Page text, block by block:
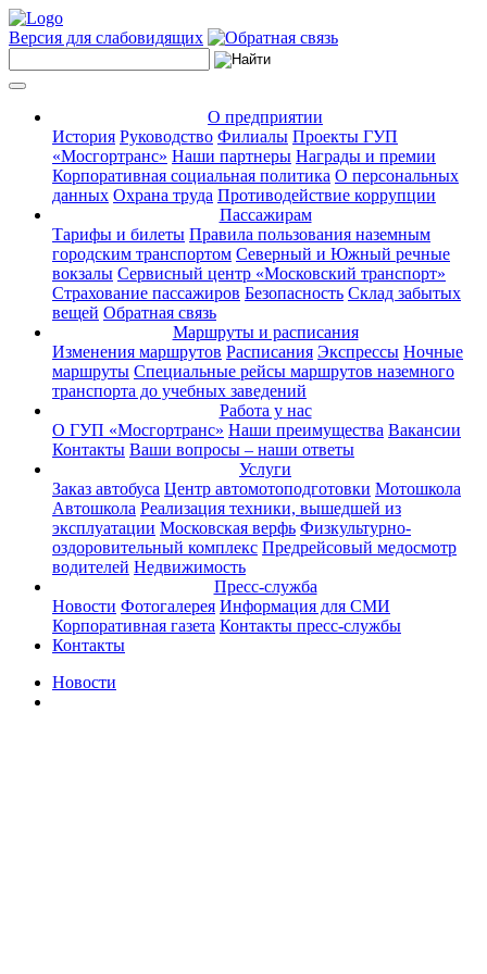
Версия для слабовидящих
О предприятии
История Руководство Филиалы Проекты ГУП
«Мосгортранс» Наши партнеры Награды и премии
Корпоративная социальная политика О персональных
данных Охрана труда Противодействие коррупции
Пассажирам
Тарифы и билеты Правила пользования наземным
городским транспортом Северный и Южный речные
вокзалы Сервисный центр «Московский транспорт»
Страхование пассажиров Безопасность Склад забытых
вещей Обратная связь
Маршруты и расписания
Изменения маршрутов Расписания Экспрессы Ночные
маршруты Специальные рейсы маршрутов наземного
транспорта до учебных заведений
Работа у нас
О ГУП «Мосгортранс» Наши преимущества Вакансии
Контакты Ваши вопросы – наши ответы
Услуги
Заказ автобуса Центр автомотоподготовки Мотошкола
Автошкола Реализация техники, вышедшей из
эксплуатации Московская верфь Физкультурно-
оздоровительный комплекс Предрейсовый медосмотр
водителей Недвижимость
Пресс-служба
Новости Фотогалерея Информация для СМИ
Корпоративная газета Контакты пресс-службы
Контакты
Новости